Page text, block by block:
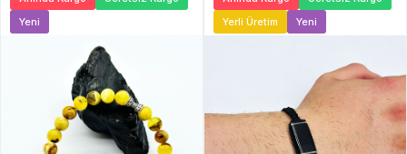
Yeni
Yerli Üretim
Yeni